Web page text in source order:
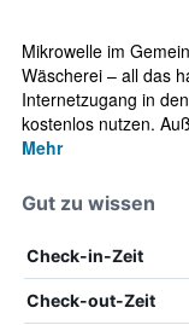
Mikrowelle im
Wäscherei – all das
Internetzugang in
kostenlos nutzen.
Mehr
Gut zu wissen
Check-in-Zeit
Check-out-Zeit